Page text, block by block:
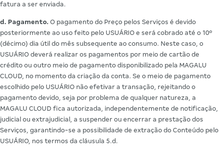
fatura a ser enviada.
d. Pagamento. O pagamento do Preço pelos Serviços é devido
posteriormente ao uso feito pelo USUÁRIO e será cobrado até o 10º
(décimo) dia útil do mês subsequente ao consumo. Neste caso, o
USUÁRIO deverá realizar os pagamentos por meio de cartão de
crédito ou outro meio de pagamento disponibilizado pela MAGALU
CLOUD, no momento da criação da conta. Se o meio de pagamento
escolhido pelo USUÁRIO não efetivar a transação, rejeitando o
pagamento devido, seja por problema de qualquer natureza, a
MAGALU CLOUD fica autorizada, independentemente de notificação,
judicial ou extrajudicial, a suspender ou encerrar a prestação dos
Serviços, garantindo-se a possibilidade de extração do Conteúdo pelo
USUÁRIO, nos termos da cláusula 5.d.